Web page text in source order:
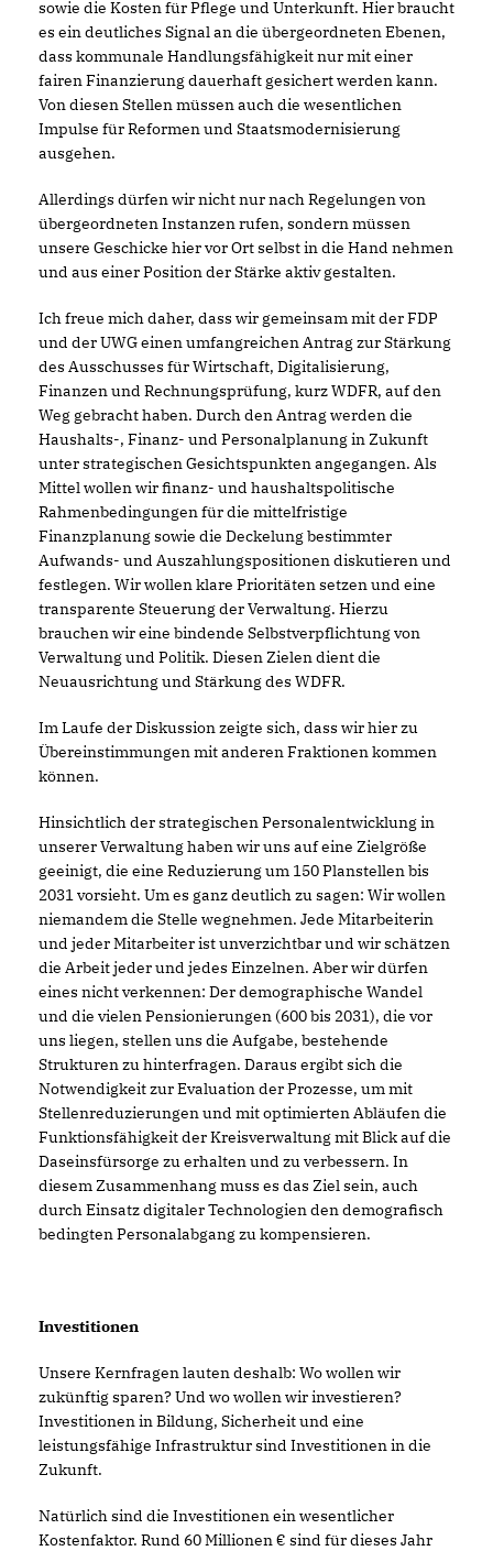
sowie die Kosten für Pflege und Unterkunft. Hier braucht
es ein deutliches Signal an die übergeordneten Ebenen,
dass kommunale Handlungsfähigkeit nur mit einer
fairen Finanzierung dauerhaft gesichert werden kann.
Von diesen Stellen müssen auch die wesentlichen
Impulse für Reformen und Staatsmodernisierung
ausgehen.
Allerdings dürfen wir nicht nur nach Regelungen von
übergeordneten Instanzen rufen, sondern müssen
unsere Geschicke hier vor Ort selbst in die Hand nehmen
und aus einer Position der Stärke aktiv gestalten.
Ich freue mich daher, dass wir gemeinsam mit der FDP
und der UWG einen umfangreichen Antrag zur Stärkung
des Ausschusses für Wirtschaft, Digitalisierung,
Finanzen und Rechnungsprüfung, kurz WDFR, auf den
Weg gebracht haben. Durch den Antrag werden die
Haushalts-, Finanz- und Personalplanung in Zukunft
unter strategischen Gesichtspunkten angegangen. Als
Mittel wollen wir finanz- und haushaltspolitische
Rahmenbedingungen für die mittelfristige
Finanzplanung sowie die Deckelung bestimmter
Aufwands- und Auszahlungspositionen diskutieren und
festlegen. Wir wollen klare Prioritäten setzen und eine
transparente Steuerung der Verwaltung. Hierzu
brauchen wir eine bindende Selbstverpflichtung von
Verwaltung und Politik. Diesen Zielen dient die
Neuausrichtung und Stärkung des WDFR.
Im Laufe der Diskussion zeigte sich, dass wir hier zu
Übereinstimmungen mit anderen Fraktionen kommen
können.
Hinsichtlich der strategischen Personalentwicklung in
unserer Verwaltung haben wir uns auf eine Zielgröße
geeinigt, die eine Reduzierung um 150 Planstellen bis
2031 vorsieht. Um es ganz deutlich zu sagen: Wir wollen
niemandem die Stelle wegnehmen. Jede Mitarbeiterin
und jeder Mitarbeiter ist unverzichtbar und wir schätzen
die Arbeit jeder und jedes Einzelnen. Aber wir dürfen
eines nicht verkennen: Der demographische Wandel
und die vielen Pensionierungen (600 bis 2031), die vor
uns liegen, stellen uns die Aufgabe, bestehende
Strukturen zu hinterfragen. Daraus ergibt sich die
Notwendigkeit zur Evaluation der Prozesse, um mit
Stellenreduzierungen und mit optimierten Abläufen die
Funktionsfähigkeit der Kreisverwaltung mit Blick auf die
Daseinsfürsorge zu erhalten und zu verbessern. In
diesem Zusammenhang muss es das Ziel sein, auch
durch Einsatz digitaler Technologien den demografisch
bedingten Personalabgang zu kompensieren.
Investitionen
Unsere Kernfragen lauten deshalb: Wo wollen wir
zukünftig sparen? Und wo wollen wir investieren?
Investitionen in Bildung, Sicherheit und eine
leistungsfähige Infrastruktur sind Investitionen in die
Zukunft.
Natürlich sind die Investitionen ein wesentlicher
Kostenfaktor. Rund 60 Millionen € sind für dieses Jahr